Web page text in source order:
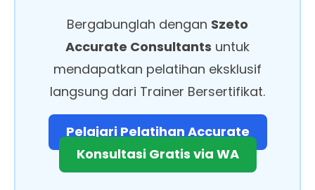
Bergabunglah dengan Szeto
Accurate Consultants untuk
mendapatkan pelatihan eksklusif
langsung dari Trainer Bersertifikat.
Pelajari Pelatihan Accurate
Konsultasi Gratis via WA